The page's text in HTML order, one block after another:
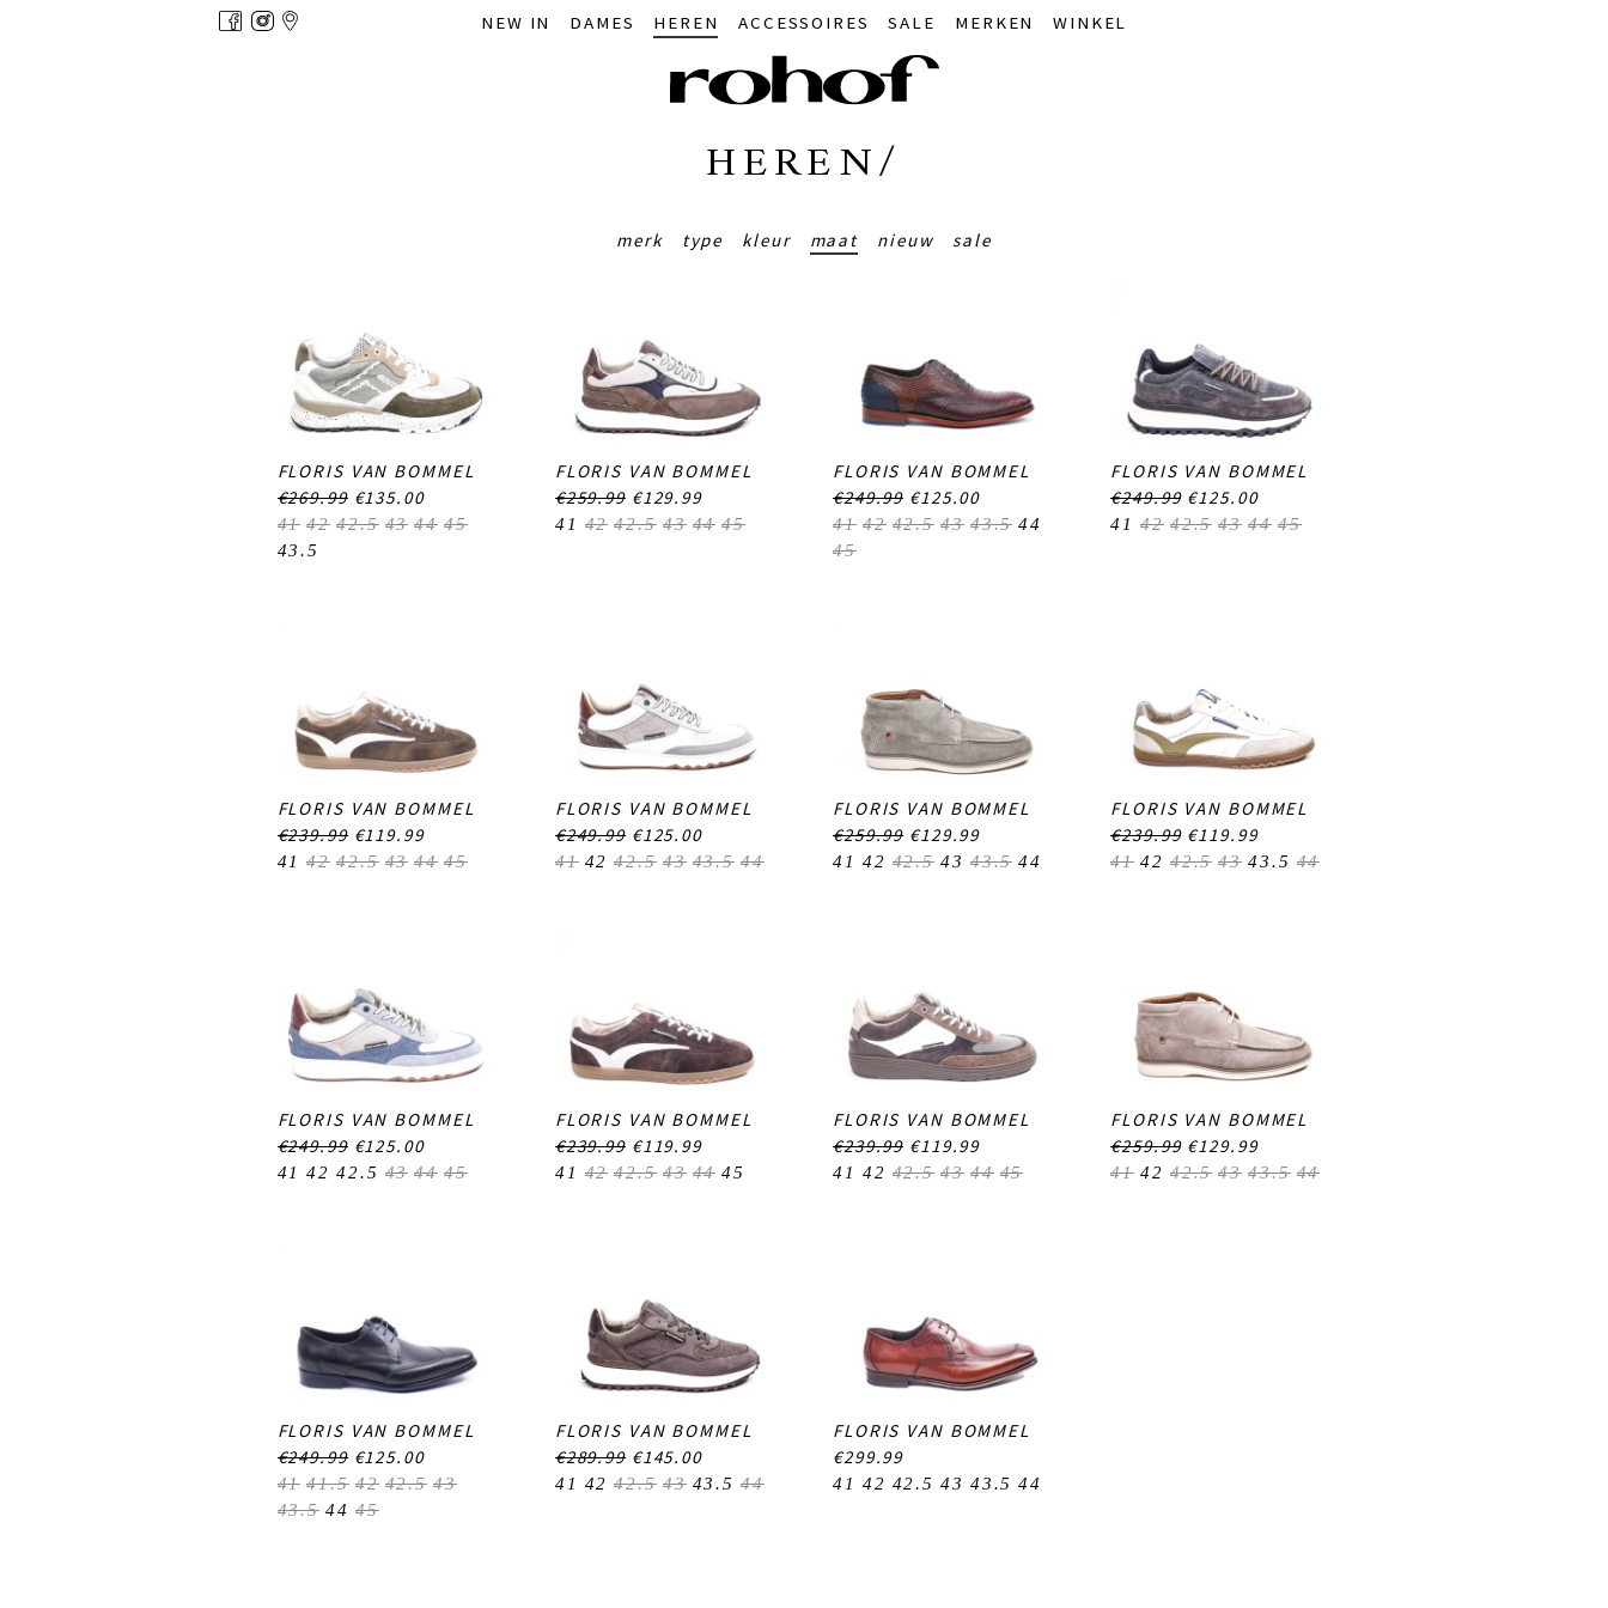
NEW IN DAMES HEREN ACCESSOIRES SALE MERKEN WINKEL
HEREN/
merk type kleur maat nieuw sale
FLORIS VAN BOMMEL
€269.99 €135.00
41 42 42.5 43 44 45
43.5
FLORIS VAN BOMMEL
€259.99 €129.99
41 42 42.5 43 44 45
FLORIS VAN BOMMEL
€249.99 €125.00
41 42 42.5 43 43.5 44
45
FLORIS VAN BOMMEL
€249.99 €125.00
41 42 42.5 43 44 45
FLORIS VAN BOMMEL
€239.99 €119.99
41 42 42.5 43 44 45
FLORIS VAN BOMMEL
€249.99 €125.00
41 42 42.5 43 43.5 44
FLORIS VAN BOMMEL
€259.99 €129.99
41 42 42.5 43 43.5 44
FLORIS VAN BOMMEL
€239.99 €119.99
41 42 42.5 43 43.5 44
FLORIS VAN BOMMEL
€249.99 €125.00
41 42 42.5 43 44 45
FLORIS VAN BOMMEL
€239.99 €119.99
41 42 42.5 43 44 45
FLORIS VAN BOMMEL
€239.99 €119.99
41 42 42.5 43 44 45
FLORIS VAN BOMMEL
€259.99 €129.99
41 42 42.5 43 43.5 44
FLORIS VAN BOMMEL
€249.99 €125.00
41 41.5 42 42.5 43
43.5 44 45
FLORIS VAN BOMMEL
€289.99 €145.00
41 42 42.5 43 43.5 44
FLORIS VAN BOMMEL
€299.99
41 42 42.5 43 43.5 44